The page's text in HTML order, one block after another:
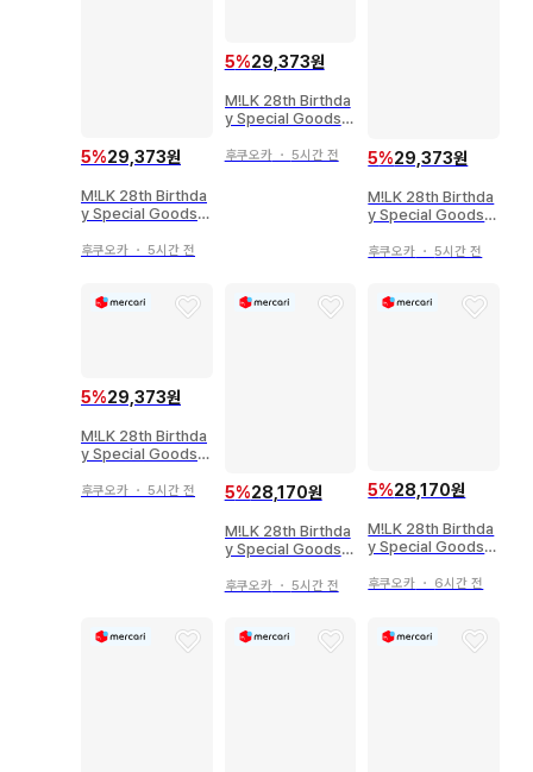
5%29,373원
M!LK 28th Birthda
y Special Goods
후쿠오카 ・ 5시간 전
5%29,373원
M!LK 28th Birthda
y Special Goods
후쿠오카・ 5시간 전 5%29,373원
M!LK 28th Birthda
y Special Goods
드 12
후쿠오카 ・5시간 전
5%29,373원
M!LK 28th Birthda
y Special Goods
후쿠오카 ・ 5시간 전 5%28,170원
M!LK 28th Birthda
y Special Goods
6
후쿠오카・ 5시간 전
5%28,170원
M!LK 28th Birthda
y Special Goods
드 21
후쿠오카 ・ 6시간 전